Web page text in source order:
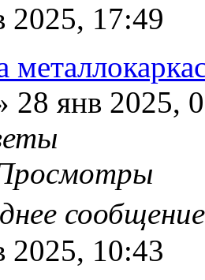
2025, 17:49
28 янв 2025,
2025, 10:43